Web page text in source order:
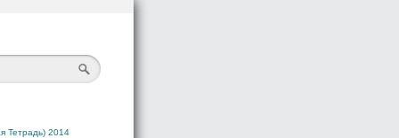
Тетрадь) 2014